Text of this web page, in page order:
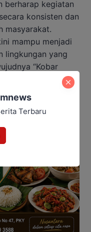
berharap kegiatan
konsisten dan
masyarakat.
mampu menjadi
lingkungan yang
“Kobar
Terbaru